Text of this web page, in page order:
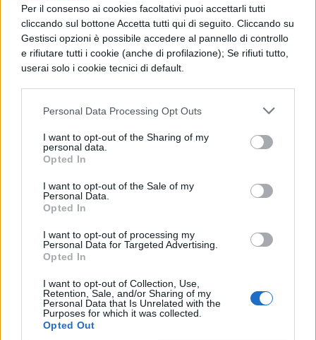
Per il consenso ai cookies facoltativi puoi accettarli tutti
cliccando sul bottone Accetta tutti qui di seguito. Cliccando su
Gestisci opzioni è possibile accedere al pannello di controllo
e rifiutare tutti i cookie (anche di profilazione); Se rifiuti tutto,
userai solo i cookie tecnici di default.
Personal Data Processing Opt Outs
I want to opt-out of the Sharing of my
personal data.
Opted In
I want to opt-out of the Sale of my
Personal Data.
Opted In
I want to opt-out of processing my
Personal Data for Targeted Advertising.
Opted In
I want to opt-out of Collection, Use,
Retention, Sale, and/or Sharing of my
Personal Data that Is Unrelated with the
Purposes for which it was collected.
Opted Out
LETTERATURA LATINA
Eneide, Libro 10, traduzione vv. 1-117
LETTERATURA LATINA
Eneide, Libro 10, traduzione vv. 118-145
LETTERATURA LATINA
Eneide, Libro 10, traduzione vv. 146-214
LETTERATURA LATINA
Eneide, Libro 10, traduzione vv. 215-259